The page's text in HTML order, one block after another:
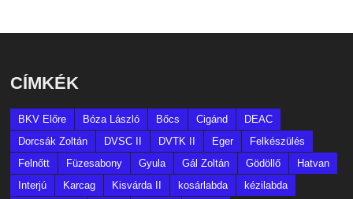
CÍMKÉK
BKV Előre Bóza László Bőcs Cigánd
DEAC
Dorcsák Zoltán
DVSC II DVTK II Eger
Felkészülés
Felnőtt
Füzesabony Gyula Gál Zoltán Gödöllő
Hatvan
Interjú
Karcag Kisvárda II kosárlabda
kézilabda